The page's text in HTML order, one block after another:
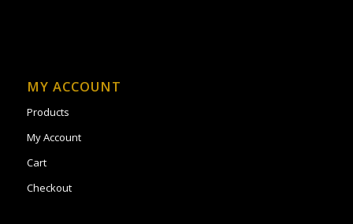
MY ACCOUNT
Products
My Account
Cart
Checkout